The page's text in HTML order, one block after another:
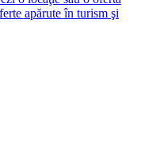
apărute în turism şi